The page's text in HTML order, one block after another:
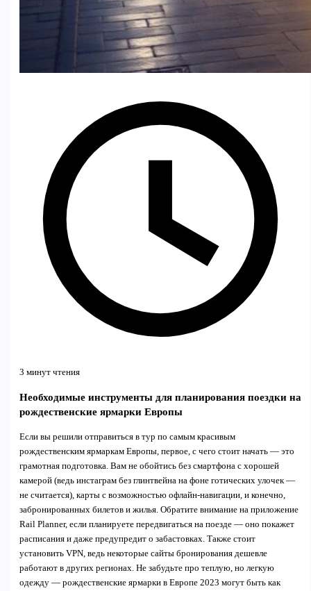
3 минут чтения
Необходимые инструменты для планирования поездки на
рождественские ярмарки Европы
Если вы решили отправиться в тур по самым красивым
рождественским ярмаркам Европы, первое, с чего стоит начать — это
грамотная подготовка. Вам не обойтись без смартфона с хорошей
камерой (ведь инстаграм без глинтвейна на фоне готических улочек —
не считается), карты с возможностью офлайн-навигации, и конечно,
забронированных билетов и жилья. Обратите внимание на приложение
Rail Planner, если планируете передвигаться на поезде — оно покажет
расписания и даже предупредит о забастовках. Также стоит
установить VPN, ведь некоторые сайты бронирования дешевле
работают в других регионах. Не забудьте про теплую, но легкую
одежду — рождественские ярмарки в Европе 2023 могут быть как